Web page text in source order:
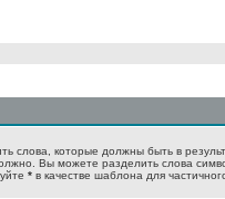
слова, которые должны быть в
Вы можете разделить слова
* в качестве шаблона для